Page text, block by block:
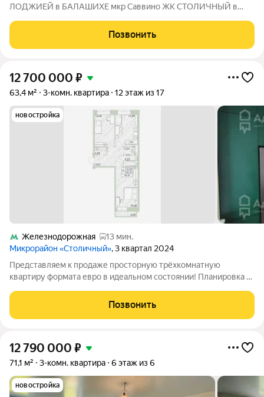
ЛОДЖИЕЙ в БАЛАШИХЕ мкр Саввино ЖК СТОЛИЧНЫЙ в
Продажа БЕЗ комиссии!!! Описание и фото соответствуют
действительности. Кстати, если Вы сейчас продаёте
Позвонить
12 700 000 ₽
63,4 м² 3-комн. квартира 12 этаж из 17
новостройка
Железнодорожная
13 мин.
Микрорайон «Столичный», 3 квартал 2024
Представляем к продаже просторную трёхкомнатную
квартиру формата евро в идеальном состоянии! Планировка и
на спортивный комплекс.
Позвонить
12 790 000 ₽
71,1 м² 3-комн. квартира 6 этаж из 6
новостройка